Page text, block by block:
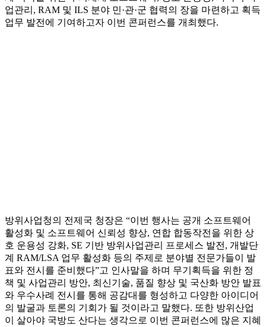
업관리, RAM 및 ILS 분야 민·관·군 협력의 장을 마련하고 획득
업무 발전에 기여하고자 이번 콘퍼런스를 개최했다.
방위사업청의 전제국 청장은 “이번 행사는 공개 소프트웨어
활성화 및 소프트웨어 신뢰성 향상, 연합 합동작전을 위한 상
호 운용성 강화, SE 기반 방위사업관리 프로세스 발전, 개발단
계 RAM/LSA 업무 활성화 등의 주제로 분야별 전문가들이 발
표와 전시를 준비했다”고 인사말을 하며 무기획득을 위한 정
책 및 사업관리 방안, 최신기술, 품질 향상 및 국산화 방안 발표
와 우수사례 전시를 통해 공감대를 형성하고 다양한 아이디어
의 발굴과 토론의 기회가 될 것이라고 말했다. 또한 방위산업
이 살아야 국방도 산다는 생각으로 이번 콘퍼런스에 많은 지혜